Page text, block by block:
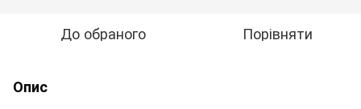
До обраного Порівняти
Опис